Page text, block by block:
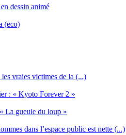
dessin animé
(eco)
vraies victimes de la (...)
: « Kyoto Forever 2 »
La gueule du loup »
dans l’espace public est nette (...)